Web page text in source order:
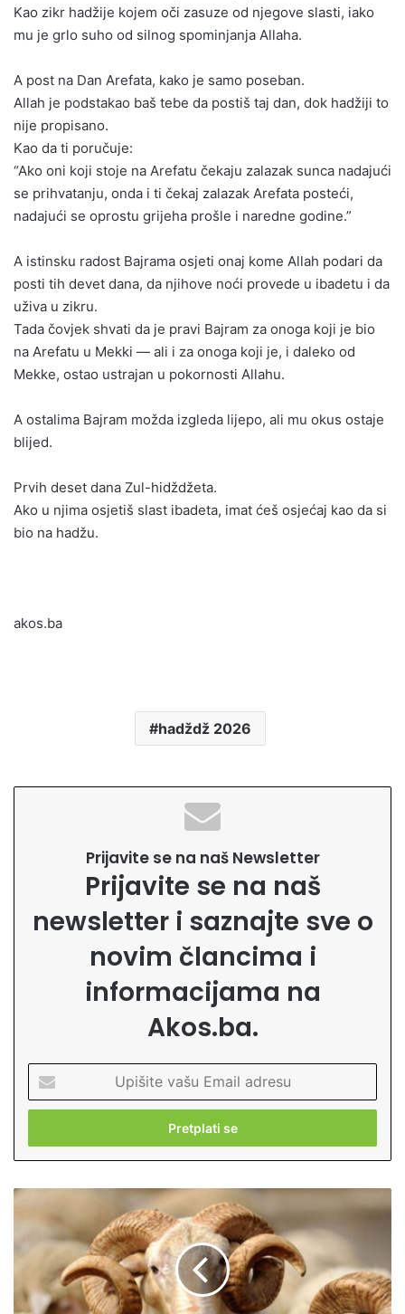
Kao zikr hadžije kojem oči zasuze od njegove slasti, iako
mu je grlo suho od silnog spominjanja Allaha.
A post na Dan Arefata, kako je samo poseban.
Allah je podstakao baš tebe da postiš taj dan, dok hadžiji to
nije propisano.
Kao da ti poručuje:
“Ako oni koji stoje na Arefatu čekaju zalazak sunca nadajući
se prihvatanju, onda i ti čekaj zalazak Arefata posteći,
nadajući se oprostu grijeha prošle i naredne godine.”
A istinsku radost Bajrama osjeti onaj kome Allah podari da
posti tih devet dana, da njihove noći provede u ibadetu i da
uživa u zikru.
Tada čovjek shvati da je pravi Bajram za onoga koji je bio
na Arefatu u Mekki — ali i za onoga koji je, i daleko od
Mekke, ostao ustrajan u pokornosti Allahu.
A ostalima Bajram možda izgleda lijepo, ali mu okus ostaje
blijed.
Prvih deset dana Zul-hidždžeta.
Ako u njima osjetiš slast ibadeta, imat ćeš osjećaj kao da si
bio na hadžu.
akos.ba
hadždž 2026
Prijavite se na naš Newsletter
Prijavite se na naš
newsletter i saznajte sve o
novim člancima i
informacijama na
Akos.ba.
i
i
e
I
a
m